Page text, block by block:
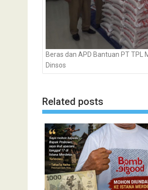
Beras dan APD Bantuan PT TPL
Dinsos
Related posts